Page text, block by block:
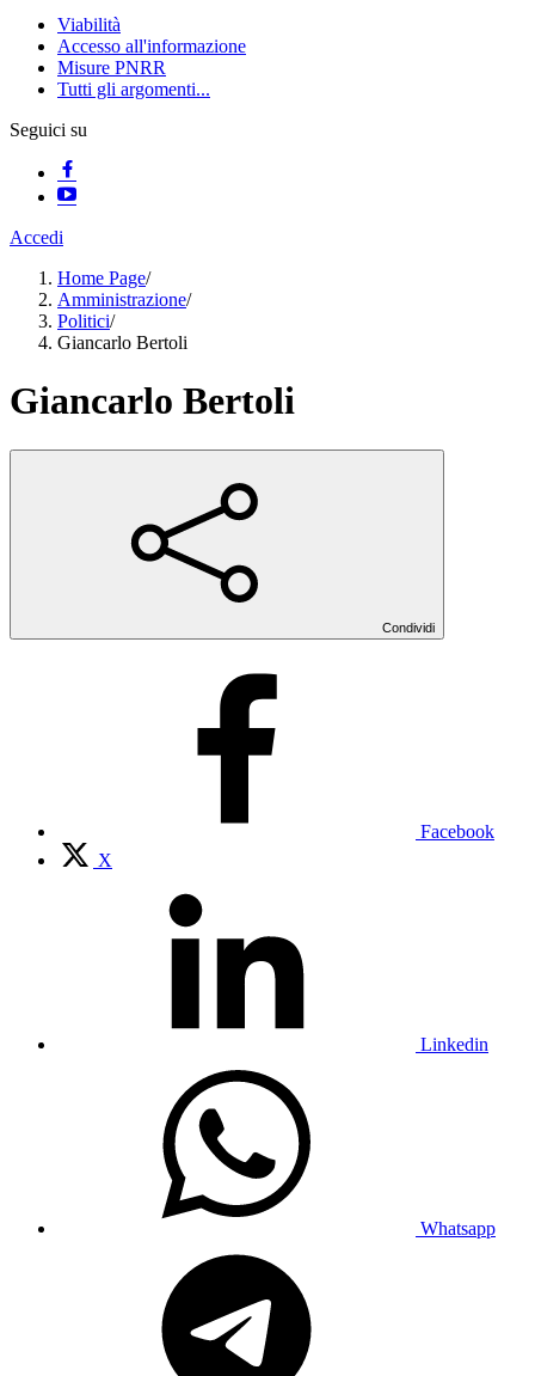
Viabilità
Accesso all'informazione
Misure PNRR
Tutti gli argomenti...
Seguici su
Accedi
Home Page/
Amministrazione/
Politici/
Giancarlo Bertoli
Giancarlo Bertoli
Condividi
Facebook
X
Linkedin
Whatsapp